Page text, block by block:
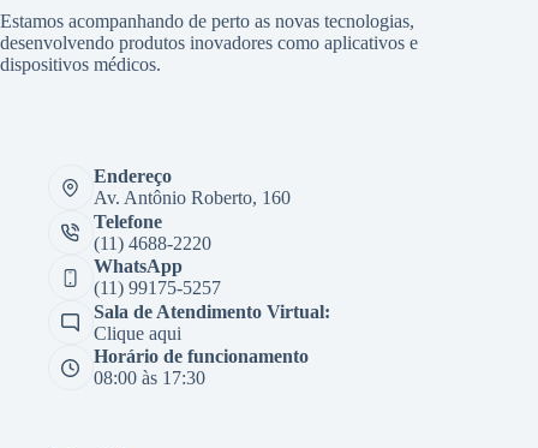
Estamos acompanhando de perto as novas tecnologias,
desenvolvendo produtos inovadores como aplicativos e
dispositivos médicos.
Endereço
Av. Antônio Roberto, 160
Telefone
(11) 4688-2220
WhatsApp
(11) 99175-5257
Sala de Atendimento Virtual:
Clique aqui
Horário de funcionamento
08:00 às 17:30